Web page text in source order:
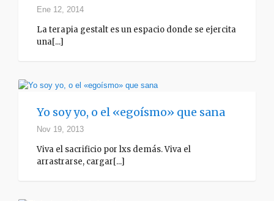
Ene 12, 2014
La terapia gestalt es un espacio donde se ejercita
una[...]
Yo soy yo, o el «egoísmo» que sana
Nov 19, 2013
Viva el sacrificio por lxs demás. Viva el
arrastrarse, cargar[...]